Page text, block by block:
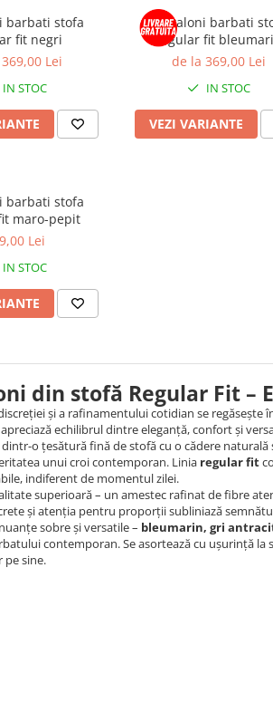
barbati stofa
fit negri
Lei
IN STOC
Pantaloni barbati
regular fit
de la 369,00 Lei
IN STOC
VEZI VARIANTE
barbati stofa
maro-pepit
Lei
IN STOC
din stofă Regular Fit –
și a rafinamentului cotidian se regăsește
echilibrul dintre eleganță, confort și
o țesătură fină de stofă cu o cădere
unui croi contemporan. Linia regular fit
indiferent de momentul zilei.
superioară – un amestec rafinat de fibre
și atenția pentru proporții subliniază
sobre și versatile – bleumarin, gri
contemporan. Se asortează cu ușurință
pe sine.